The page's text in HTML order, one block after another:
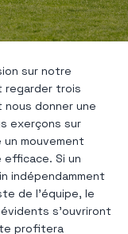
sur notre
regarder trois
donner une
exerçons sur
mouvement
Si un
indépendamment
de l'équipe, le
s'ouvriront
profitera